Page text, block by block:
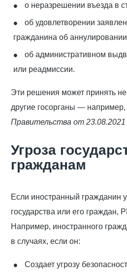
о неразрешении въезда в
об удовлетворении
гражданина об
об административном
или реадмиссии.
Эти решения может принять
другие госорганы —
Правительства от
Угроза
гражданам
Если иностранный гражданин
государства или его граждан,
Например, иностранного
в случаях, если он:
Создает угрозу